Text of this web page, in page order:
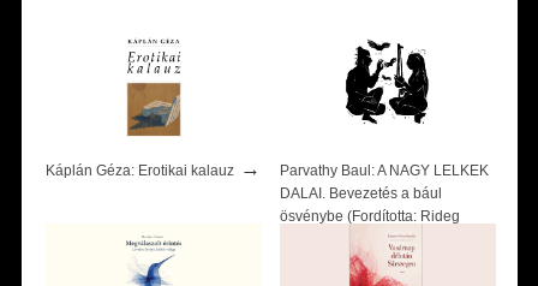
Káplán Géza: Erotikai kalauz→
Parvathy Baul: A NAGY LELKEK
DALAI. Bevezetés a bául
ösvénybe (Fordította: Rideg